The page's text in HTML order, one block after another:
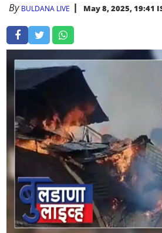
By BULDANA LIVE May 8, 2025, 19:41